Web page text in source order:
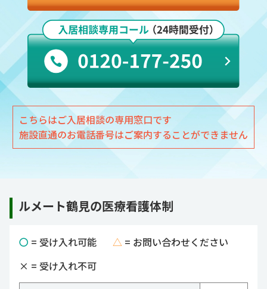
こちらはご入居相談の専用窓口です
施設直通のお電話番号はご案内することができません
ルメート鶴見の医療看護体制
〇 = 受け入れ可能 △ = お問い合わせください
× = 受け入れ不可